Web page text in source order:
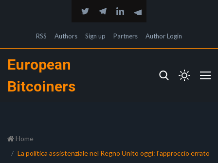
RSS Authors Sign up Partners Author Login
European
Bitcoiners
Home
La politica assistenziale nel Regno Unito oggi: l'approccio errato